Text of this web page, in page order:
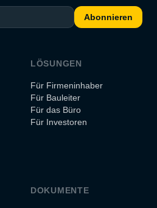
Abonnieren
LÖSUNGEN
Für Firmeninhaber
Für Bauleiter
Für das Büro
Für Investoren
DOKUMENTE